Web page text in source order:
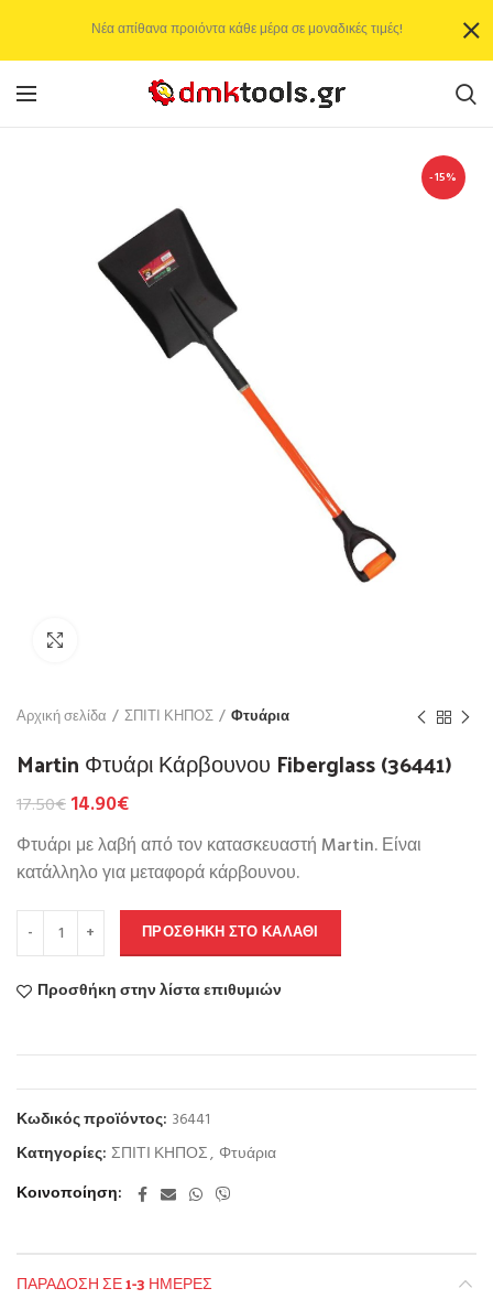
-15%
Αρχική σελίδα ΣΠΙΤΙ ΚΗΠΟΣ Φτυάρια
Martin Φτυάρι Κάρβουνου Fiberglass (36441)
17.50€14.90€
Φτυάρι με λαβή από τον κατασκευαστή Martin. Είναι
κατάλληλο για μεταφορά κάρβουνου.
ΠΡΟΣΘΉΚΗ ΣΤΟ ΚΑΛΆΘΙ
Προσθήκη στην λίστα επιθυμιών
Κωδικός προϊόντος: 36441
Κατηγορίες: ΣΠΙΤΙ ΚΗΠΟΣ, Φτυάρια
Κοινοποίηση
ΠΑΡΆΔΟΣΗ ΣΕ 1-3 ΗΜΈΡΕΣ
Νέα απίθανα προιόντα κάθε μέρα σε μοναδικές τιμές!